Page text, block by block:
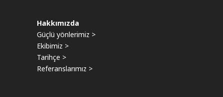
Hakkımızda
Güçlü yönlerimiz >
Ekibimiz >
Tarihçe >
Referanslarımız >